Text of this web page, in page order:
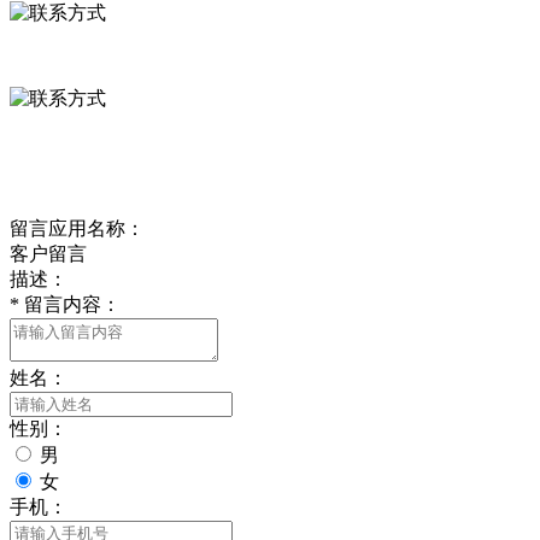
留言应用名称：
客户留言
描述：
* 留言内容：
姓名：
性别：
男
女
手机：